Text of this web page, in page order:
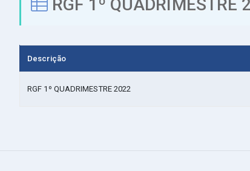
RGF 1º QUADRIMESTRE
Descrição
RGF 1º QUADRIMESTRE 2022